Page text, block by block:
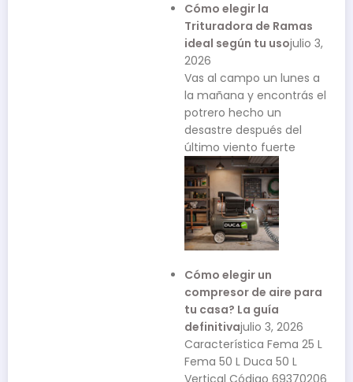
Cómo elegir la
Trituradora de Ramas
ideal según tu usojulio 3,
2026
Vas al campo un lunes a
la mañana y encontrás el
potrero hecho un
desastre después del
último viento fuerte
Cómo elegir un
compresor de aire para
tu casa? La guía
definitivajulio 3, 2026
Característica Fema 25 L
Fema 50 L Duca 50 L